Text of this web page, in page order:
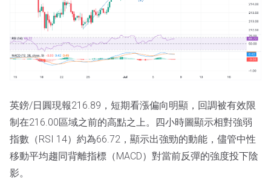
英鎊/日圓現報216.89，短期看漲偏向明顯，回調被有效限
制在216.00區域之前的高點之上。四小時圖顯示相對強弱
指數（RSI 14）約為66.72，顯示出強勁的動能，儘管中性
移動平均趨同背離指標（MACD）對當前反彈的強度投下陰
影。